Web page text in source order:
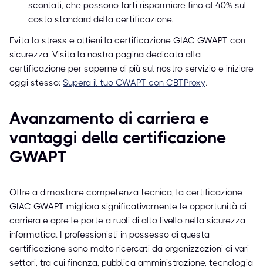
scontati, che possono farti risparmiare fino al 40% sul
costo standard della certificazione.
Evita lo stress e ottieni la certificazione GIAC GWAPT con
sicurezza. Visita la nostra pagina dedicata alla
certificazione per saperne di più sul nostro servizio e iniziare
oggi stesso: Supera il tuo GWAPT con CBTProxy.
Avanzamento di carriera e
vantaggi della certificazione
GWAPT
Oltre a dimostrare competenza tecnica, la certificazione
GIAC GWAPT migliora significativamente le opportunità di
carriera e apre le porte a ruoli di alto livello nella sicurezza
informatica. I professionisti in possesso di questa
certificazione sono molto ricercati da organizzazioni di vari
settori, tra cui finanza, pubblica amministrazione, tecnologia